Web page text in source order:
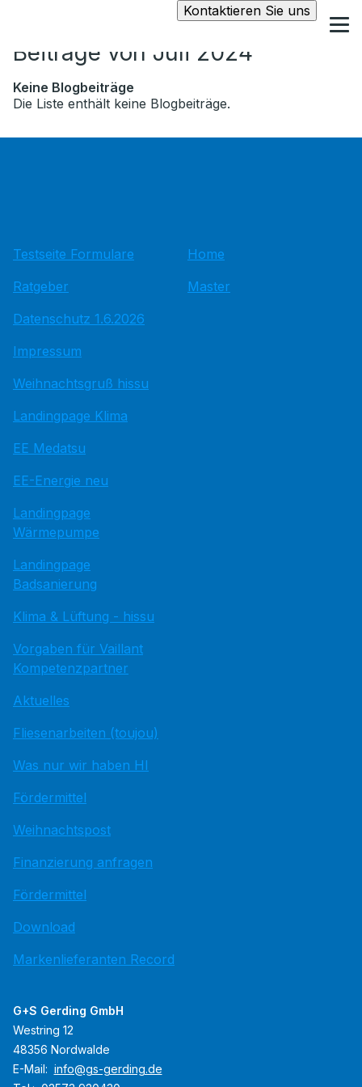
Kontaktieren Sie uns
Beiträge von Juli 2024
Keine Blogbeiträge
Die Liste enthält keine Blogbeiträge.
Testseite Formulare
Ratgeber
Datenschutz 1.6.2026
Impressum
Weihnachtsgruß hissu
Landingpage Klima
EE Medatsu
EE-Energie neu
Landingpage
Wärmepumpe
Landingpage
Badsanierung
Klima & Lüftung - hissu
Vorgaben für Vaillant
Kompetenzpartner
Aktuelles
Fliesenarbeiten (toujou)
Was nur wir haben HI
Fördermittel
Weihnachtspost
Finanzierung anfragen
Fördermittel
Download
Markenlieferanten Record
Home
Master
G+S Gerding GmbH
Westring 12
48356 Nordwalde
E-Mail: info@gs-gerding.de